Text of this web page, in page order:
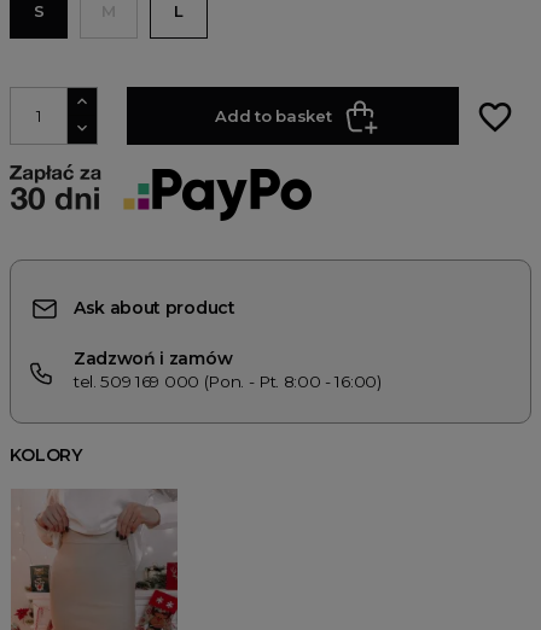
S M L
Add to basket favorite_border
Ask about product
Zadzwoń i zamów
tel. 509 169 000 (Pon. - Pt. 8:00 - 16:00)
KOLORY